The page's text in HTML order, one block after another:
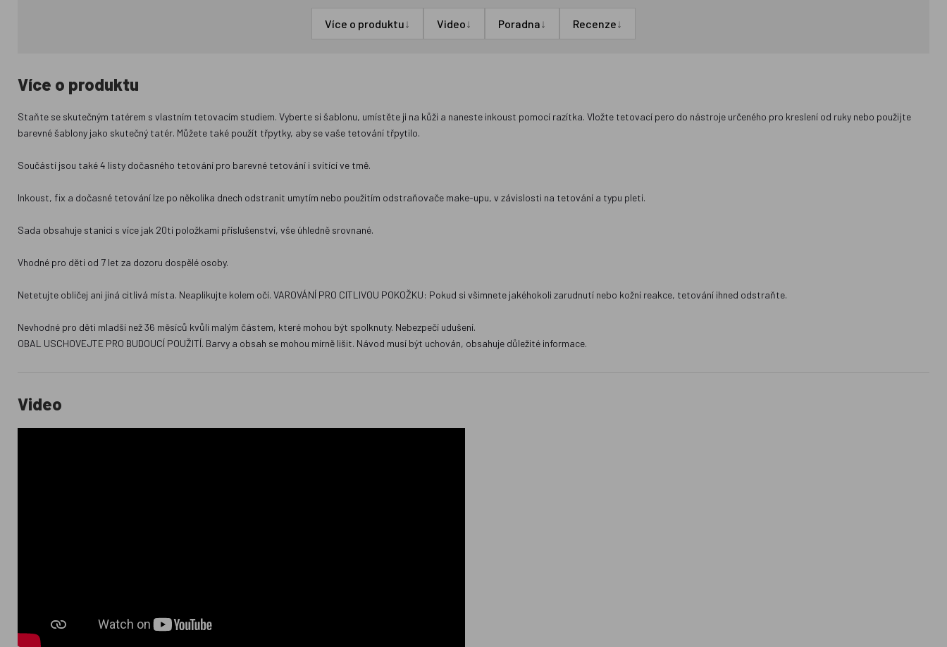
Více o produktu↓ Video↓ Poradna↓ Recenze↓
Více o produktu
Staňte se skutečným tatérem s vlastním tetovacím studiem. Vyberte si šablonu, umístěte ji na kůži a naneste inkoust pomocí razítka. Vložte tetovací pero do nástroje určeného pro kreslení od ruky nebo použijte
barevné šablony jako skutečný tatér. Můžete také použít třpytky, aby se vaše tetování třpytilo.
Součástí jsou také 4 listy dočasného tetování pro barevné tetování i svítící ve tmě.
Inkoust, fix a dočasné tetování lze po několika dnech odstranit umytím nebo použitím odstraňovače make-upu, v závislosti na tetování a typu pleti.
Sada obsahuje stanici s více jak 20ti položkami příslušenství, vše úhledně srovnané.
Vhodné pro děti od 7 let za dozoru dospělé osoby.
Netetujte obličej ani jiná citlivá místa. Neaplikujte kolem očí. VAROVÁNÍ PRO CITLIVOU POKOŽKU: Pokud si všimnete jakéhokoli zarudnutí nebo kožní reakce, tetování ihned odstraňte.
Nevhodné pro děti mladší než 36 měsíců kvůli malým částem, které mohou být spolknuty. Nebezpečí udušení.
OBAL USCHOVEJTE PRO BUDOUCÍ POUŽITÍ. Barvy a obsah se mohou mírně lišit. Návod musí být uchován, obsahuje důležité informace.
Video